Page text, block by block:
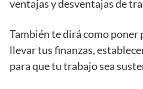
ventajas y desventajas de
También te dirá como poner
llevar tus finanzas,
para que tu trabajo sea